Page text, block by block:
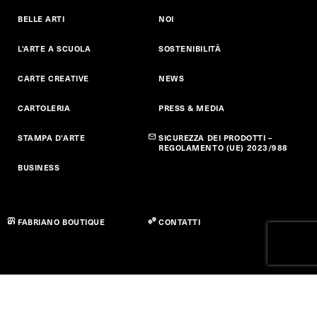
BELLE ARTI
L'ARTE A SCUOLA
CARTE CREATIVE
CARTOLERIA
STAMPA D'ARTE
BUSINESS
NOI
SOSTENIBILITÀ
NEWS
PRESS & MEDIA
SICUREZZA DEI PRODOTTI –
REGOLAMENTO (UE) 2023/988
FABRIANO BOUTIQUE CONTATTI